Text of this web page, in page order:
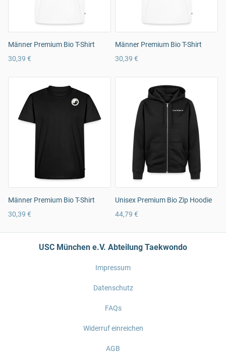
Männer Premium Bio T-Shirt
30,39 €
Männer Premium Bio T-Shirt
30,39 €
Männer Premium Bio T-Shirt
30,39 €
Unisex Premium Bio Zip Hoodie
44,79 €
USC München e.V. Abteilung Taekwondo
Impressum
Datenschutz
FAQs
Widerruf einreichen
AGB